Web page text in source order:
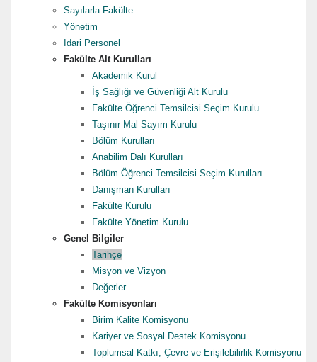
Sayılarla Fakülte
Yönetim
Idari Personel
Fakülte Alt Kurulları
Akademik Kurul
İş Sağlığı ve Güvenliği Alt Kurulu
Fakülte Öğrenci Temsilcisi Seçim Kurulu
Taşınır Mal Sayım Kurulu
Bölüm Kurulları
Anabilim Dalı Kurulları
Bölüm Öğrenci Temsilcisi Seçim Kurulları
Danışman Kurulları
Fakülte Kurulu
Fakülte Yönetim Kurulu
Genel Bilgiler
Tarihçe
Misyon ve Vizyon
Değerler
Fakülte Komisyonları
Birim Kalite Komisyonu
Kariyer ve Sosyal Destek Komisyonu
Toplumsal Katkı, Çevre ve Erişilebilirlik Komisyonu